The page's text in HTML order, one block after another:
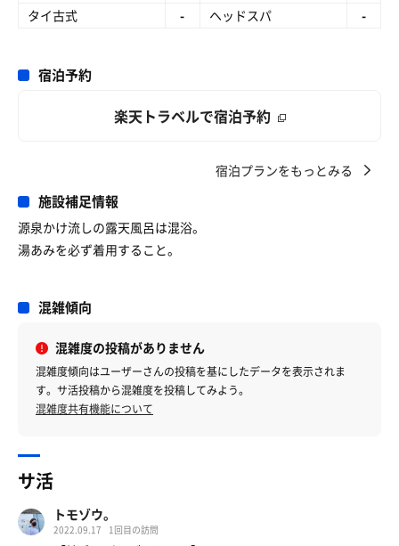
タイ古式
- ヘッドスパ -
宿泊予約
楽天トラベルで宿泊予約
宿泊プランをもっとみる
施設補足情報
源泉かけ流しの露天風呂は混浴。
湯あみを必ず着用すること。
混雑傾向
混雑度の投稿がありません
混雑度傾向はユーザーさんの投稿を基にしたデータを表示されま
す。サ活投稿から混雑度を投稿してみよう。
混雑度共有機能について
サ活
トモゾウ。
2022.09.17 1回目の訪問